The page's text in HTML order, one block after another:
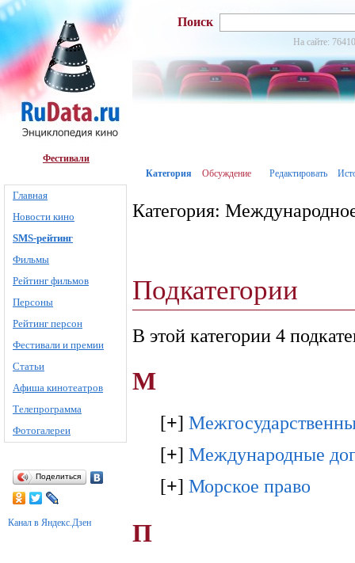
Фестивали
Главная
Новости кино
SMS-рейтинг
Фильмы
Рейтинг фильмов
Персоны
Рейтинг персон
Фестивали и премии
Статьи
Афиша кинотеатров
Телепрограмма
Фотогалереи
Поделиться
Канал в Яндекс.Дзен
Поиск
На сайте:
Категория Обсуждение Редактировать
Категория:
Подкатегории
В этой категории 4
М
[+]
[+] Международные
[+] Морское право
П